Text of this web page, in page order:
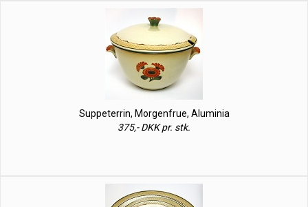
Suppeterrin, Morgenfrue, Aluminia
375,- DKK pr. stk.